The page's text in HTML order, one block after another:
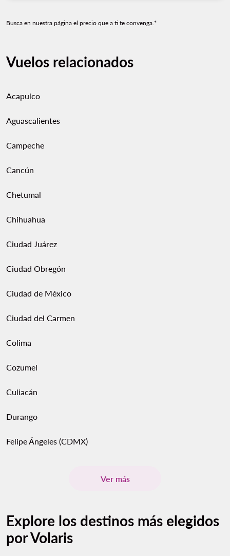
Busca en nuestra página el precio que a ti te convenga.*
Vuelos relacionados
Acapulco
Aguascalientes
Campeche
Cancún
Chetumal
Chihuahua
Ciudad Juárez
Ciudad Obregón
Ciudad de México
Ciudad del Carmen
Colima
Cozumel
Culiacán
Durango
Felipe Ángeles (CDMX)
Ver más
Explore los destinos más elegidos
por Volaris